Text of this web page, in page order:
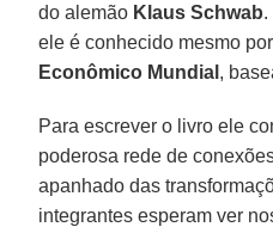
do alemão Klaus Schwab.
ele é conhecido mesmo
Econômico Mundial ,
Para escrever o livro ele
poderosa rede de
apanhado das
integrantes esperam ver